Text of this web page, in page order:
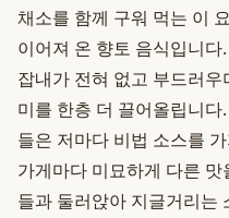
채소를 함께 구워 먹는 이
이어져 온 향토 음식입니
잡내가 전혀 없고 부드러
미를 한층 더 끌어올립니다
들은 저마다 비법 소스를
가게마다 미묘하게 다른
들과 둘러앉아 지글거리는